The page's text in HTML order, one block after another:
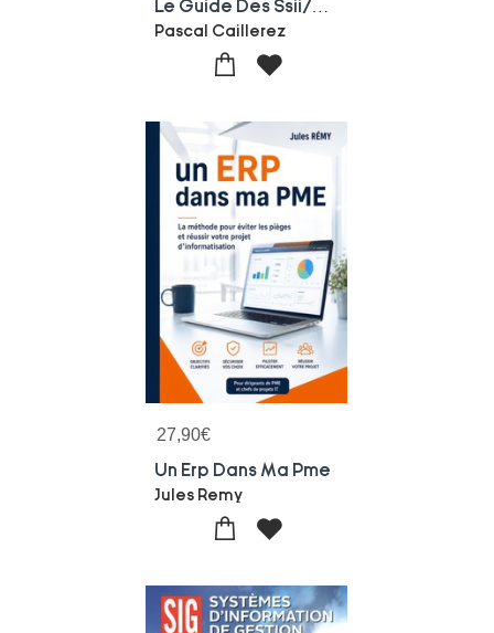
Pascal Caillerez
27,90€
Un Erp Dans Ma Pme
Jules Remy